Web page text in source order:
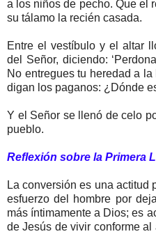
a los niños de pecho. Que el
su tálamo la recién casada.
Entre el vestíbulo y el altar
del Señor, diciendo:
No entregues tu heredad a
digan los paganos: ¿Dónde
Y el Señor se llenó de celo
pueblo.
Reflexión sobre la Primera
La conversión es una actitud
esfuerzo del hombre por
más íntimamente a Dios; es
de Jesús de vivir conforme